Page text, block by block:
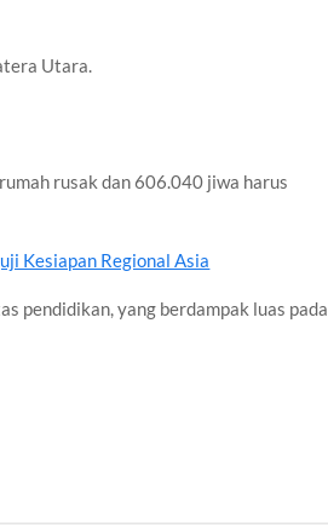
Utara.
rusak dan 606.040 jiwa harus
Kesiapan Regional Asia
pendidikan, yang berdampak luas pada